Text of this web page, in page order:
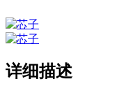
详细描述